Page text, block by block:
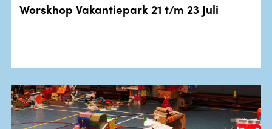
Worskhop Vakantiepark 21 t/m 23 Juli